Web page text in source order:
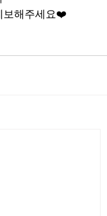
보해주세요❤️